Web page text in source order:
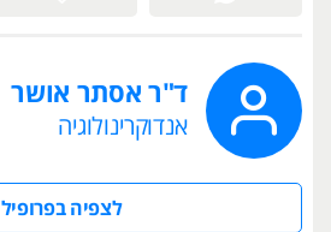
ד"ר אסתר אושר
אנדוקרינולוגיה
לצפיה בפרופיל